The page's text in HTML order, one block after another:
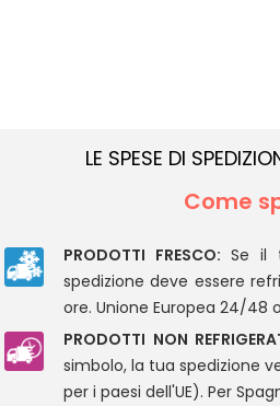
LE SPESE DI
Come
PRODOTTI FRESCO: Se il
spedizione deve essere
ore. Unione Europea 24/48
PRODOTTI NON
simbolo, la tua spedizione
per i paesi dell'UE). Per